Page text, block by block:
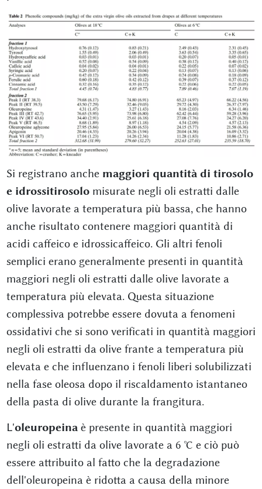
Si registrano anche maggiori quantità di tirosolo
e idrossitirosolomisurate negli oli estratti dalle
olive lavorate a temperatura più bassa, che hanno
anche risultato contenere maggiori quantità di
acidi caffeico e idrossicaffeico. Gli altri fenoli
semplici erano generalmente presenti in quantità
maggiori negli oli estratti dalle olive lavorate a
temperatura più elevata. Questa situazione
complessiva potrebbe essere dovuta a fenomeni
ossidativi che si sono verificati in quantità maggiori
negli oli estratti da olive frante a temperatura più
elevata e che influenzano i fenoli liberi solubilizzati
nella fase oleosa dopo il riscaldamento istantaneo
della pasta di olive durante la frangitura.
L'oleuropeinaè presente in quantità maggiori
negli oli estratti da olive lavorate a 6 °C e ciò può
essere attribuito al fatto che la degradazione
dell'oleuropeina è ridotta a causa della minore